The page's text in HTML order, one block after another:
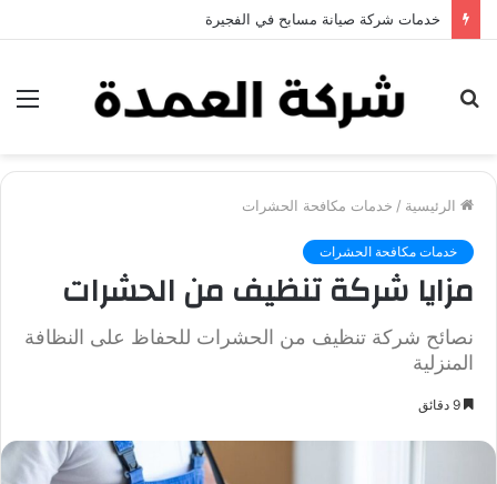
خدمات شركة جلي وتلميع الرخام في العين
الرئيسية / خدمات مكافحة الحشرات
خدمات مكافحة الحشرات
مزايا شركة تنظيف من الحشرات
نصائح شركة تنظيف من الحشرات للحفاظ على النظافة
المنزلية